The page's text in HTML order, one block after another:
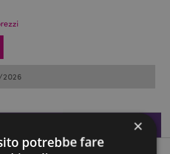
×
potrebbe fare